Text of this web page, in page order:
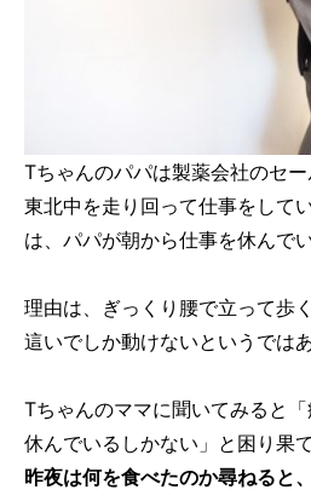
Tちゃんのパパは製薬会社のセー
東北中を走り回って仕事をして
は、パパが朝から仕事を休んで
理由は、ぎっくり腰で立って歩
這いでしか動けないというでは
Tちゃんのママに聞いてみると
休んでいるしかない」と困り果
昨夜は何を食べたのか尋ねると